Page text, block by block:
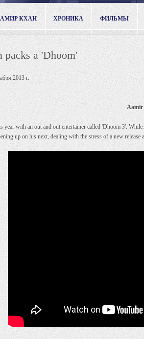
КХАН ХРОНИКА ФИЛЬМЫ
packs a 'Dhoom'
2013 г.
Aamir
year with an out and out entertainer called 'Dhoom 3'.
up on his next, dealing with the stress of a new release